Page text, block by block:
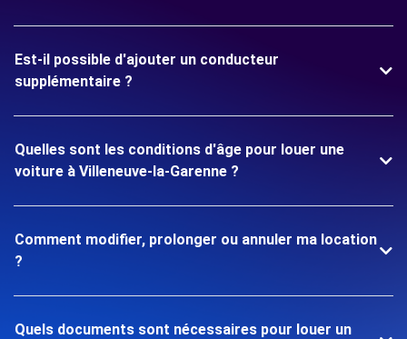
Est-il possible d'ajouter un conducteur
supplémentaire ?
Quelles sont les conditions d'âge pour louer une
voiture à Villeneuve-la-Garenne ?
Comment modifier, prolonger ou annuler ma location
?
Quels documents sont nécessaires pour louer un